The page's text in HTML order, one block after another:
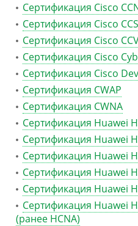
Сертификация Cisco
Сертификация Cisco
Сертификация Cisco
Сертификация Cisco
Сертификация Cisco
Сертификация CWAP
Сертификация CWNA
Сертификация Huawei
Сертификация Huawei
Сертификация Huawei
Сертификация Huawei
Сертификация Huawei
Сертификация Huawei
(ранее HCNA)